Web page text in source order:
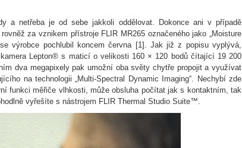
a netřeba je od sebe jakkoli oddělovat. Dokonce ani v případě
za vznikem přístroje FLIR MR265 označeného jako „Moisture
výrobce pochlubil koncem června [1]. Jak již z popisu vyplývá,
Lepton® s maticí o velikosti 160 × 120 bodů čítající 19 200
dva megapixely pak umožní oba světy chytře propojit a využívat
na technologii „Multi-Spectral Dynamic Imaging“. Nechybí zde
funkci měřiče vlhkosti, může obsluha počítat jak s kontaktním, tak
vyřešíte s nástrojem FLIR Thermal Studio Suite™.